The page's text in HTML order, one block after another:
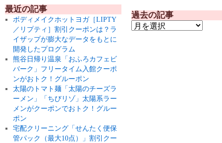
最近の記事
ボディメイクホットヨガ［LIPTY
／リプティ］割引クーポンは？ラ
イザップが膨大なデータをもとに
開発したプログラム
熊谷日帰り温泉「おふろカフェビ
バーク」フリータイム入館クーポ
ンがおトク！グルーポン
太陽のトマト麺「太陽のチーズラ
ーメン」「ちびリゾ」太陽系ラー
メンがクーポンでおトク！グルー
ポン
宅配クリーニング「せんたく便保
管パック（最大10点）」割引クー
過去の記事